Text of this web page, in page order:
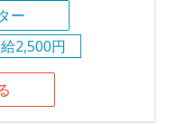
ー
2,500円